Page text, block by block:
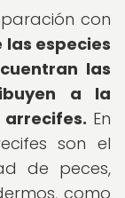
con
las especies
las
a la
En
son el
de peces,
como